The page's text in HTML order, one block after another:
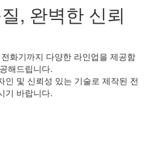
, 완벽한 신뢰
화기까지 다양한 라인업을 제공함
해드립니다.
인 및 신뢰성 있는 기술로 제작된 전
기 바랍니다.